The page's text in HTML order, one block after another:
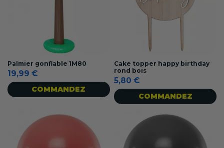
Palmier gonflable 1M80
19,99 €
COMMANDEZ
Cake topper happy birthday
rond bois
5,80 €
COMMANDEZ